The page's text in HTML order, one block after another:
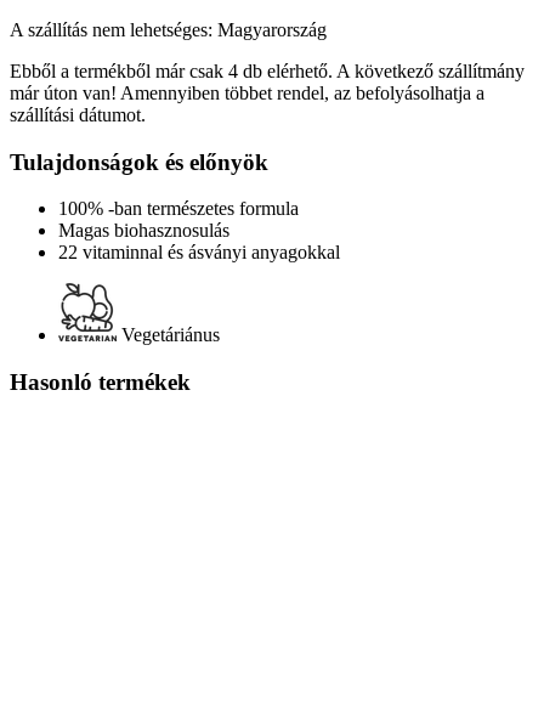
A szállítás nem lehetséges: Magyarország
Ebből a termékből már csak 4 db elérhető. A következő szállítmány
már úton van! Amennyiben többet rendel, az befolyásolhatja a
szállítási dátumot.
Tulajdonságok és előnyök
100% -ban természetes formula
Magas biohasznosulás
22 vitaminnal és ásványi anyagokkal
Vegetáriánus
Hasonló termékek